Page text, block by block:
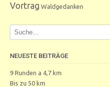
Vortrag Waldgedanken
NEUESTE BEITRÄGE
9 Runden a 4,7 km
Bis zu 50 km